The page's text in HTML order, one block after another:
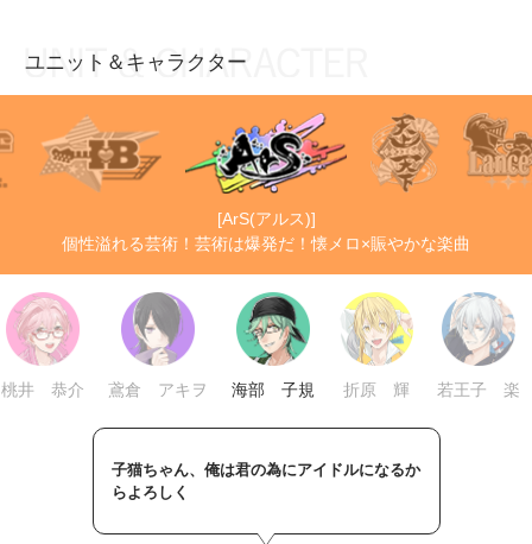
アイ★チュウとは
ユニット&キャラクター
イベント・キャンペーン
ミュージック
グッズ・本
お知らせ
アイ★チュウとは
アプリゲーム
イベント・キャンペーン
ミュージック
ギャラリー
ユニット＆キャラクター
[ArS(アルス)]
個性溢れる芸術！芸術は爆発だ！懐メロ×賑やかな楽曲
桃井 恭介 鳶倉 アキヲ 海部 子規 折原 輝 若王子 楽
子猫ちゃん、俺は君の為にアイドルになるか
らよろしく